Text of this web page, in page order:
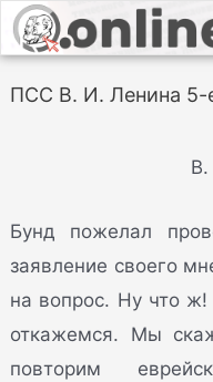
ПСС В. И. Ленина 5-
Бунд пожелал
заявление своего
на вопрос. Ну что
откажемся. Мы
повторим